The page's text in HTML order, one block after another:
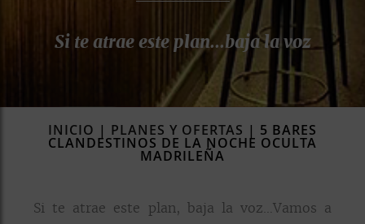
Si te atrae este plan...baja la voz
INICIO | PLANES Y OFERTAS | 5 BARES
CLANDESTINOS DE LA NOCHE OCULTA
MADRILEÑA
Si te atrae este plan, baja la voz…Vamos a